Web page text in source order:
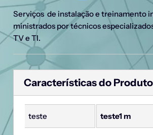
Serviços de instalação e treinamento
ministrados por técnicos
TV e TI.
Características do Produto
teste teste1 m